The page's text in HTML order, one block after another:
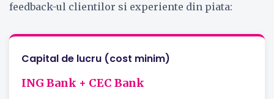
feedback-ul clientilor si experiente din piata:
Capital de lucru (cost minim)
ING Bank + CEC Bank